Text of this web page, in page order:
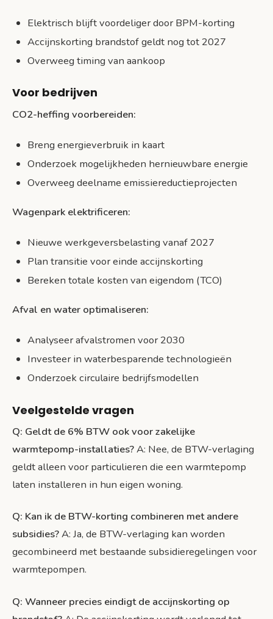
Elektrisch blijft voordeliger door BPM-korting
Accijnskorting brandstof geldt nog tot 2027
Overweeg timing van aankoop
Voor bedrijven
CO2-heffing voorbereiden:
Breng energieverbruik in kaart
Onderzoek mogelijkheden hernieuwbare energie
Overweeg deelname emissiereductieprojecten
Wagenpark elektrificeren:
Nieuwe werkgeversbelasting vanaf 2027
Plan transitie voor einde accijnskorting
Bereken totale kosten van eigendom (TCO)
Afval en water optimaliseren:
Analyseer afvalstromen voor 2030
Investeer in waterbesparende technologieën
Onderzoek circulaire bedrijfsmodellen
Veelgestelde vragen
Q: Geldt de 6% BTW ook voor zakelijke
warmtepomp-installaties?A: Nee, de BTW-verlaging
geldt alleen voor particulieren die een warmtepomp
laten installeren in hun eigen woning.
Q: Kan ik de BTW-korting combineren met andere
subsidies?A: Ja, de BTW-verlaging kan worden
gecombineerd met bestaande subsidieregelingen voor
warmtepompen.
Q: Wanneer precies eindigt de accijnskorting op